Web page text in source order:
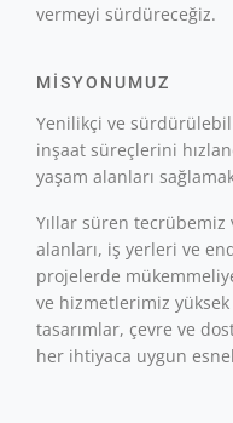
vermeyi sürdüreceğiz.
MISYONUMUZ
Yenilikçi ve
inşaat süreçlerini
yaşam alanları
Yıllar süren
alanları, iş yerleri ve
projelerde
ve hizmetlerimiz
tasarımlar, çevre ve
her ihtiyaca uygun